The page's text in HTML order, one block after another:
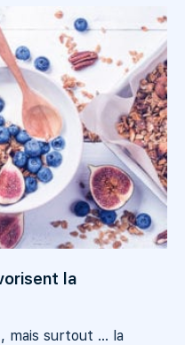
la
mais surtout … la